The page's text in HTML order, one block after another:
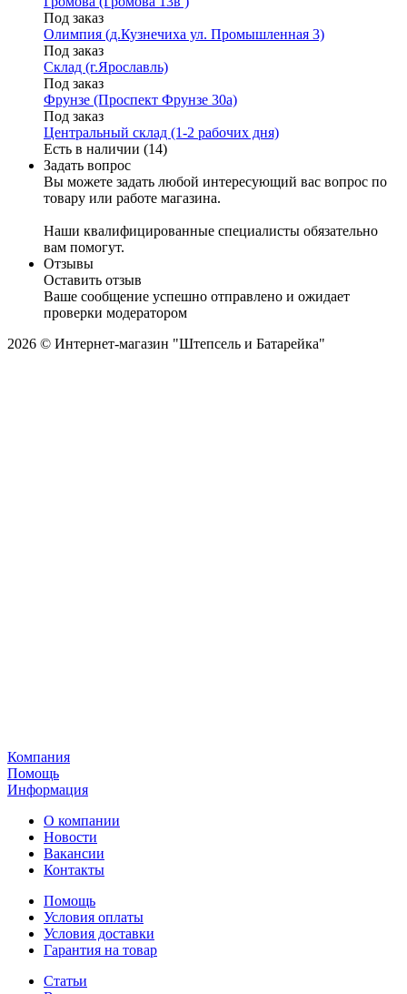
Под заказ
Олимпия (д.Кузнечиха ул. Промышленная 3)
Под заказ
Склад (г.Ярославль)
Под заказ
Фрунзе (Проспект Фрунзе 30а)
Под заказ
Центральный склад (1-2 рабочих дня)
Есть в наличии (14)
Задать вопрос
Вы можете задать любой интересующий вас вопрос по
товару или работе магазина.
Наши квалифицированные специалисты обязательно
вам помогут.
Отзывы
Оставить отзыв
Ваше сообщение успешно отправлено и ожидает
проверки модератором
2026 © Интернет-магазин "Штепсель и Батарейка"
Компания
Помощь
Информация
О компании
Новости
Вакансии
Контакты
Помощь
Условия оплаты
Условия доставки
Гарантия на товар
Статьи